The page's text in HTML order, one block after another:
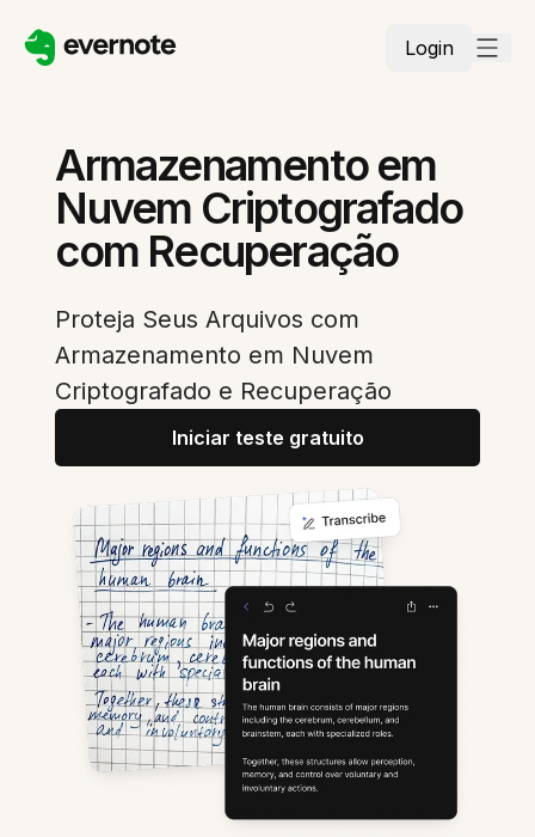
Login
Armazenamento em
Nuvem Criptografado
com Recuperação
Proteja Seus Arquivos com
Armazenamento em Nuvem
Criptografado e Recuperação
Iniciar teste gratuito